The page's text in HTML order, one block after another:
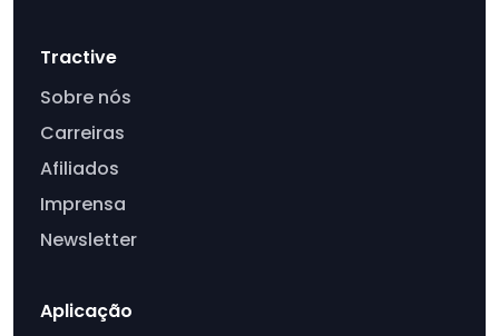
Tractive
Sobre nós
Carreiras
Afiliados
Imprensa
Newsletter
Aplicação